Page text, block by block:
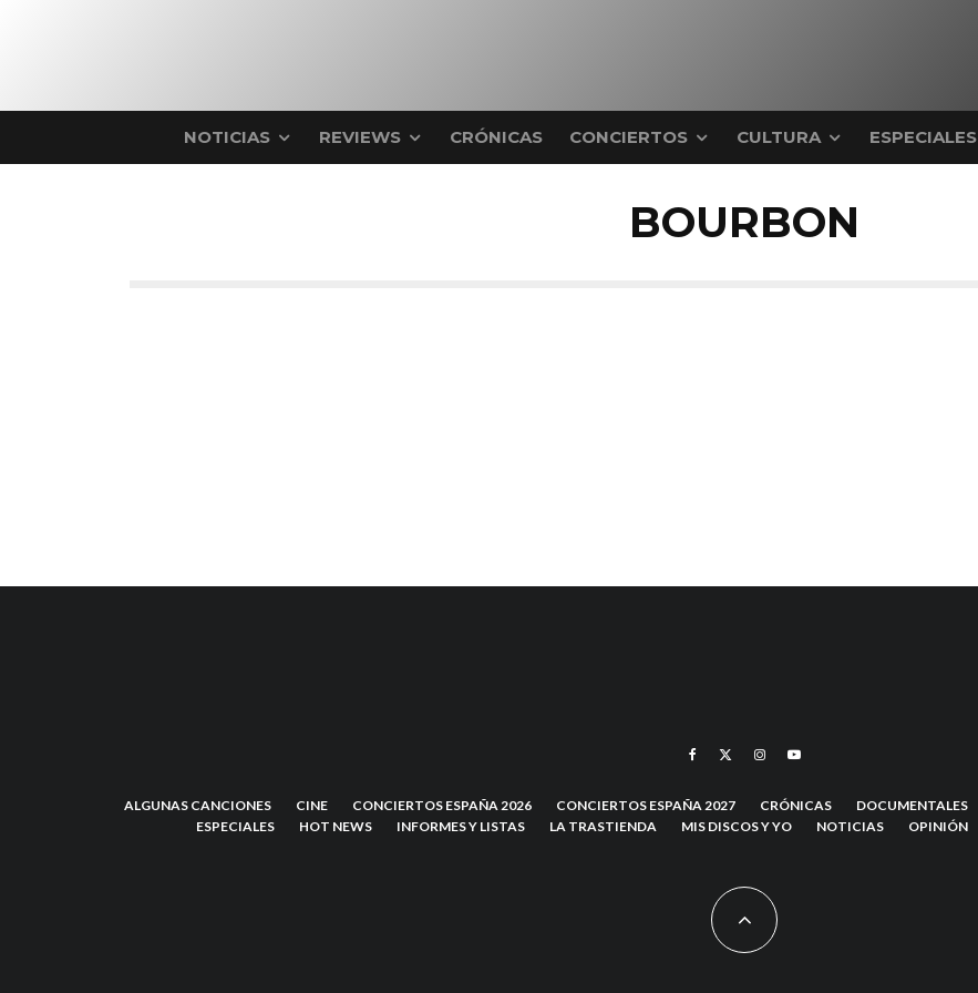
NOTICIAS REVIEWS CRÓNICAS CONCIERTOS CULTURA ESPECIALES
BOURBON
ALGUNAS CANCIONES CINE CONCIERTOS ESPAÑA 2026 CONCIERTOS ESPAÑA 2027 CRÓNICAS DOCUMENTALES
ESPECIALES
HOT NEWS INFORMES Y LISTAS LA TRASTIENDA MIS DISCOS Y YO NOTICIAS OPINIÓN